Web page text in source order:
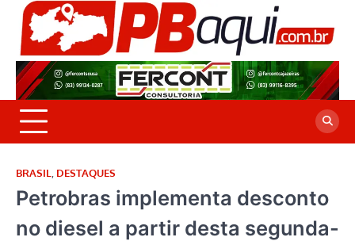
Skip
content
BRASIL DESTAQUES
Petrobras implementa desconto
no diesel a partir desta segunda-